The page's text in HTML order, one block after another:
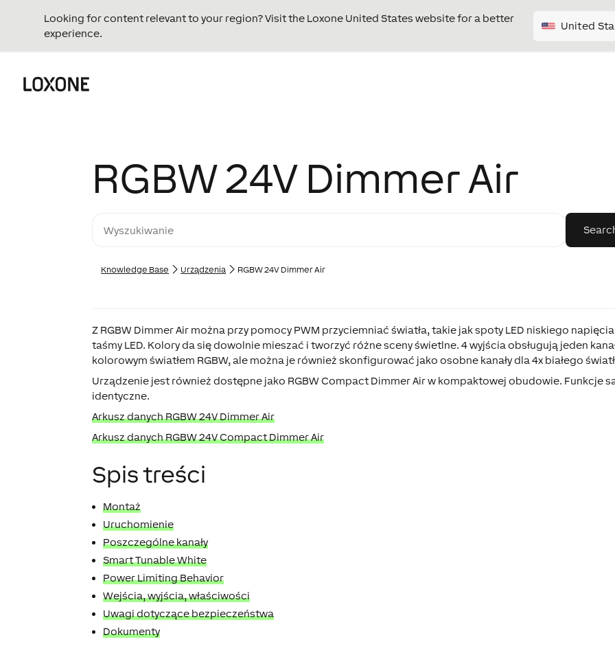
Looking for content relevant to your region? Visit the Loxone United States website for a better
experience.
United
RGBW 24V Dimmer Air
Knowledge Base Urządzenia RGBW 24V Dimmer Air
Z RGBW Dimmer Air można przy pomocy PWM przyciemniać światła, takie jak spoty LED niskiego napięcia
taśmy LED. Kolory da się dowolnie mieszać i tworzyć różne sceny świetlne. 4 wyjścia obsługują jeden
kolorowym światłem RGBW, ale można je również skonfigurować jako osobne kanały dla 4x białego
Urządzenie jest również dostępne jako RGBW Compact Dimmer Air w kompaktowej obudowie. Funkcje
identyczne.
Arkusz danych RGBW 24V Dimmer Air
Arkusz danych RGBW 24V Compact Dimmer Air
Spis treści
Montaż
Uruchomienie
Poszczególne kanały
Smart Tunable White
Power Limiting Behavior
Wejścia, wyjścia, właściwości
Uwagi dotyczące bezpieczeństwa
Dokumenty